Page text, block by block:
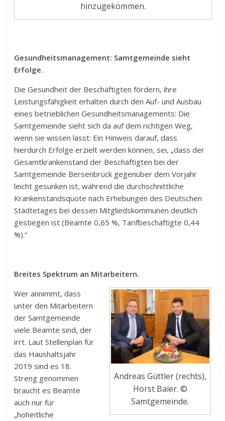
hinzugekommen.
Gesundheitsmanagement: Samtgemeinde sieht
Erfolge.
Die Gesundheit der Beschäftigten fördern, ihre
Leistungsfähigkeit erhalten durch den Auf- und Ausbau
eines betrieblichen Gesundheitsmanagements: Die
Samtgemeinde sieht sich da auf dem richtigen Weg,
wenn sie wissen lässt: Ein Hinweis darauf, dass
hierdurch Erfolge erzielt werden können, sei, „dass der
Gesamtkrankenstand der Beschäftigten bei der
Samtgemeinde Bersenbrück gegenüber dem Vorjahr
leicht gesunken ist, während die durchschnittliche
Krankenstandsquote nach Erhebungen des Deutschen
Städtetages bei dessen Mitgliedskommunen deutlich
gestiegen ist (Beamte 0,65 %, Tarifbeschäftigte 0,44
%).“
Breites Spektrum an Mitarbeitern.
Andreas Güttler (rechts),
Horst Baier. ©
Samtgemeinde.
Wer annimmt, dass
unter den Mitarbeitern
der Samtgemeinde
viele Beamte sind, der
irrt. Laut Stellenplan für
das Haushaltsjahr
2019 sind es 18.
Streng genommen
braucht es Beamte
auch nur für
„hoheitliche